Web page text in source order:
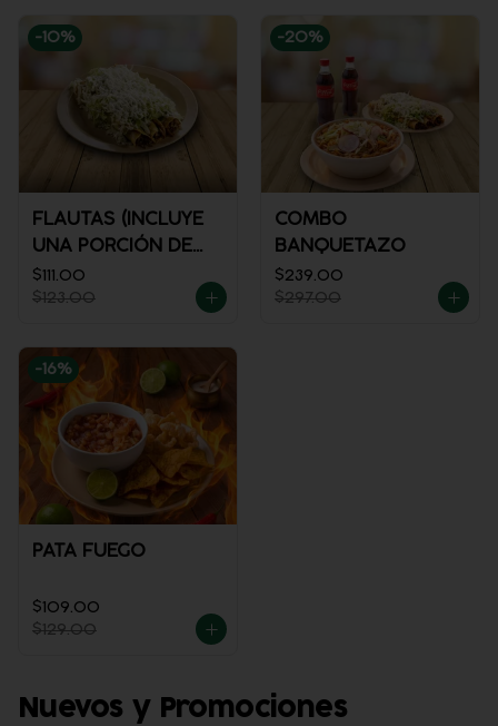
-10%
FLAUTAS (INCLUYE
UNA PORCIÓN DE
SALSA)
$111.00
$123.00
-20%
COMBO
BANQUETAZO
$239.00
$297.00
-16%
PATA FUEGO
$109.00
$129.00
Nuevos y Promociones